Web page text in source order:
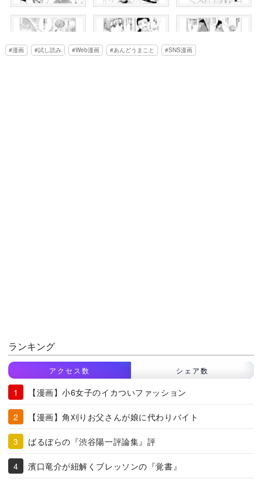
漫画 試し読み Web漫画 あんどうまこと SNS漫画
ランキング
アクセス数 シェア数
【漫画】小6女子のイカついファッション
【漫画】角刈りお父さんが娘に代わりバイト
ばるぼらの『渋谷陽一評論集』評
濱口竜介が紐解くブレッソンの『覚書』